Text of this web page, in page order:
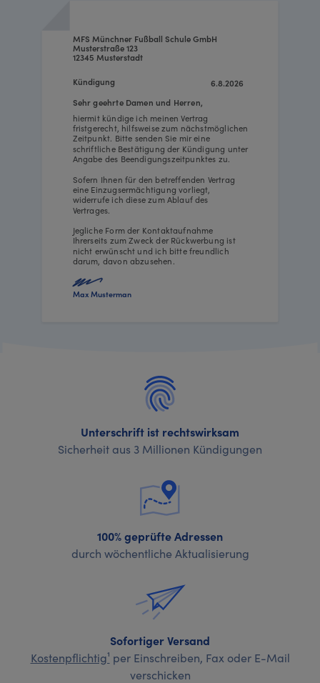
6.8.2026
MFS Münchner Fußball Schule GmbH
Musterstraße 123
12345 Musterstadt
hiermit kündige ich meinen Vertrag
fristgerecht, hilfsweise zum nächstmöglichen
Zeitpunkt. Bitte senden Sie mir eine
schriftliche Bestätigung der Kündigung unter
Angabe des Beendigungszeitpunktes zu.
Sofern Ihnen für den betreffenden Vertrag
eine Einzugsermächtigung vorliegt,
widerrufe ich diese zum Ablauf des
Vertrages.
Jegliche Form der Kontaktaufnahme
Ihrerseits zum Zweck der Rückwerbung ist
nicht erwünscht und ich bitte freundlich
darum, davon abzusehen.
Sehr geehrte Damen und Herren,
Kündigung
Max Musterman
Unterschrift ist rechtswirksam
Sicherheit aus 3 Millionen Kündigungen
100% geprüfte Adressen
durch wöchentliche Aktualisierung
Sofortiger Versand
Kostenpflichtig¹ per Einschreiben, Fax oder E-Mail
verschicken